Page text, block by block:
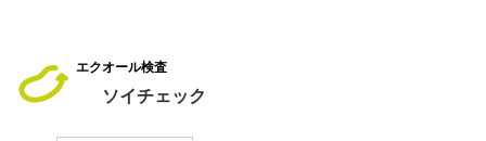
エクオール検査
ソイチェック